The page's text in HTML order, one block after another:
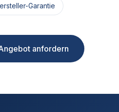
Garantie
anfordern